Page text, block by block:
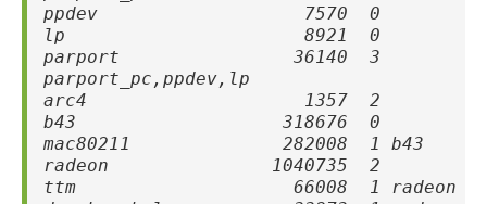
ppdev 7570 0
lp 8921 0
parport 36140 3
parport_pc,ppdev,lp
arc4 1357 2
b43 318676 0
mac80211 282008 1 b43
radeon 1040735 2
ttm 66008 1 radeon